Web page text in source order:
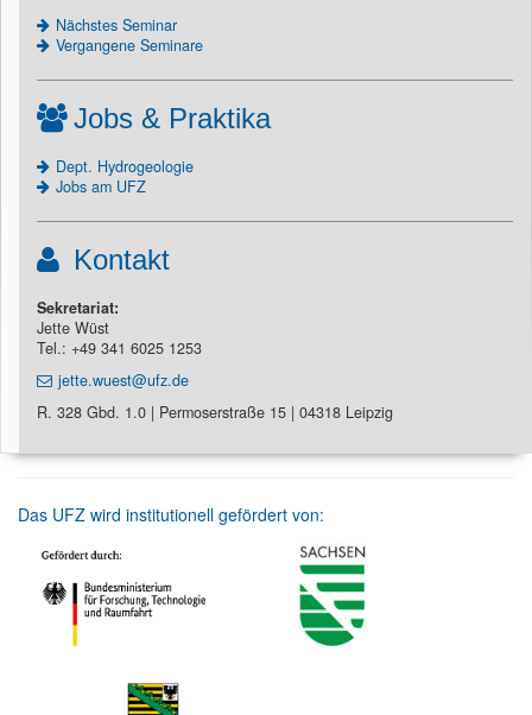
Nächstes Seminar
Vergangene Seminare
Jobs & Praktika
Dept. Hydrogeologie
Jobs am UFZ
Kontakt
Sekretariat:
Jette Wüst
Tel.: +49 341 6025 1253
jette.wuest@ufz.de
R. 328 Gbd. 1.0 | Permoserstraße 15 | 04318 Leipzig
Das UFZ wird institutionell gefördert von: